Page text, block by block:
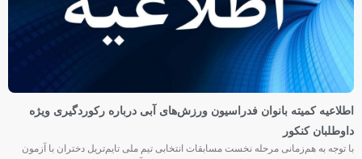
اطلاعیه کمیته بانوان فدراسیون ورزش‌های آبی درباره رکوردگیری ویژه
داوطلبان کنکور
با توجه به هم‌زمانی مرحله نخست مسابقات انتخابی تیم ملی تایم‌تریل دختران با آزمون